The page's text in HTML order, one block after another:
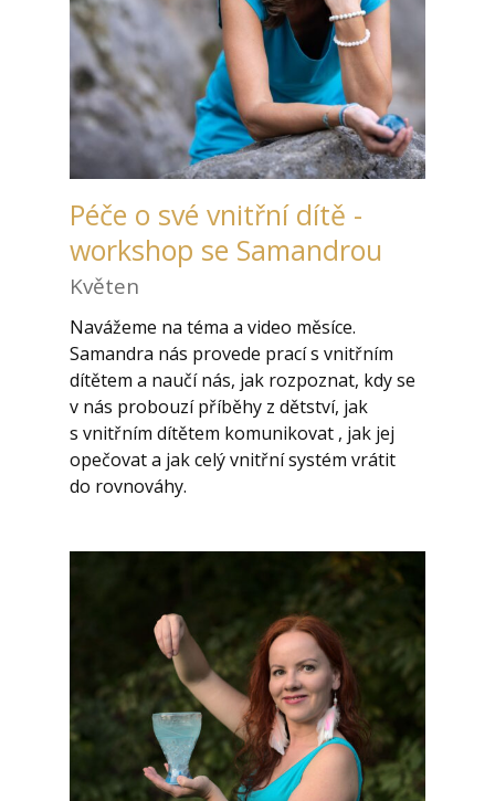
Péče o své vnitřní dítě -
workshop se Samandrou
Květen
Navážeme na téma a video měsíce.
Samandra nás provede prací s vnitřním
dítětem a naučí nás, jak rozpoznat, kdy se
v nás probouzí příběhy z dětství, jak
s vnitřním dítětem komunikovat , jak jej
opečovat a jak celý vnitřní systém vrátit
do rovnováhy.